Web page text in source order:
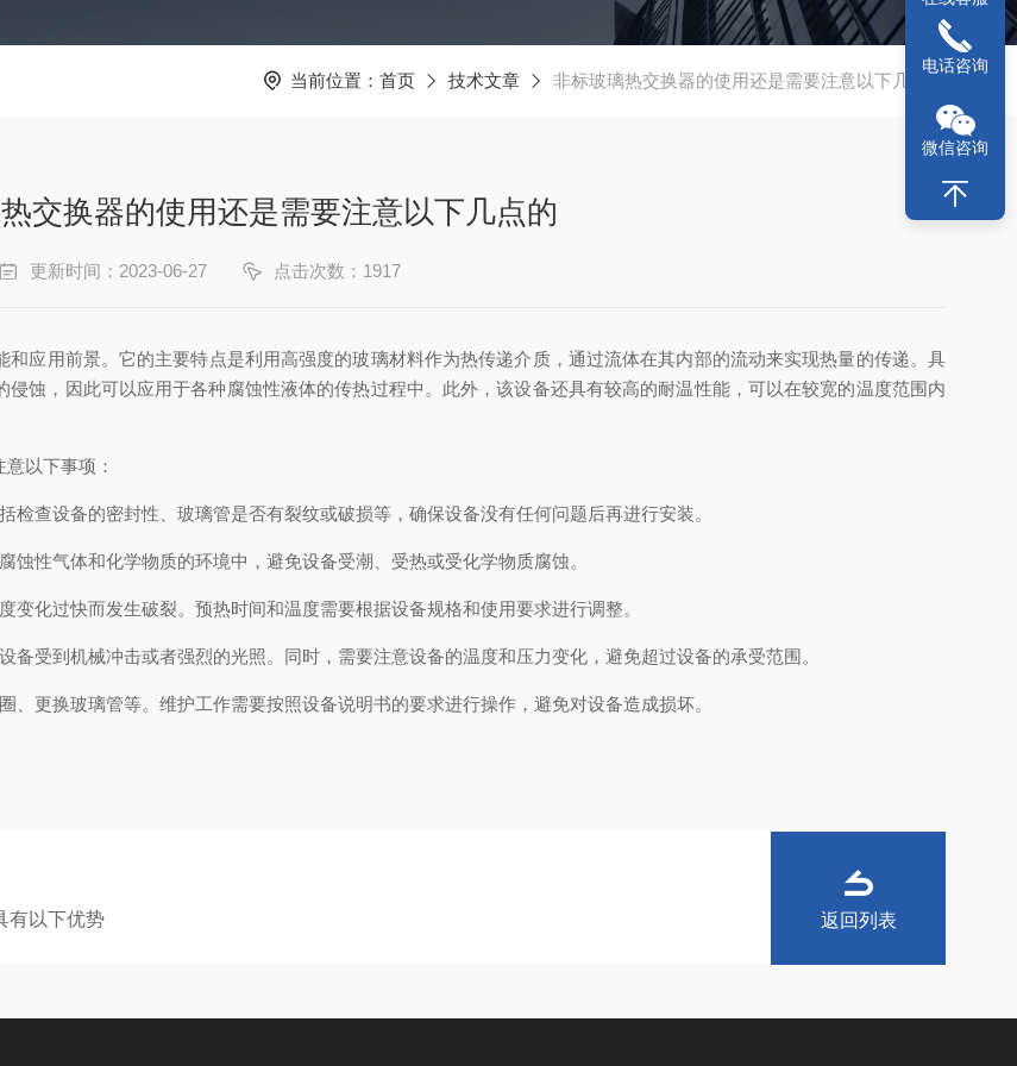
当前位置： 首页 技术文章 非标玻璃热交换器的使用还是需要注意以下几点的
交换器的使用还是需要注意以下几点的
更新时间：2023-06-27 点击次数：1917
和应用前景。它的主要特点是利用高强度的玻璃材料作为热传递介质，通过流体在其内部的流动来实现热量的传递。具
蚀，因此可以应用于各种腐蚀性液体的传热过程中。此外，该设备还具有较高的耐温性能，可以在较宽的温度范围内
以下事项：
查设备的密封性、玻璃管是否有裂纹或破损等，确保设备没有任何问题后再进行安装。
性气体和化学物质的环境中，避免设备受潮、受热或受化学物质腐蚀。
化过快而发生破裂。预热时间和温度需要根据设备规格和使用要求进行调整。
到机械冲击或者强烈的光照。同时，需要注意设备的温度和压力变化，避免超过设备的承受范围。
更换玻璃管等。维护工作需要按照设备说明书的要求进行操作，避免对设备造成损坏。
有以下优势 返回列表
电话咨询
微信咨询